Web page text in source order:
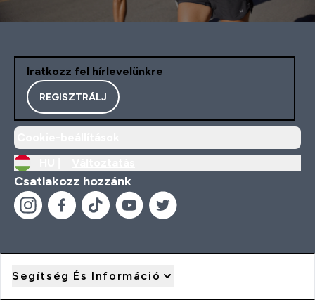
Iratkozz fel hírlevelünkre
REGISZTRÁLJ
Csatlakozz hozzánk
Segítség És Információ